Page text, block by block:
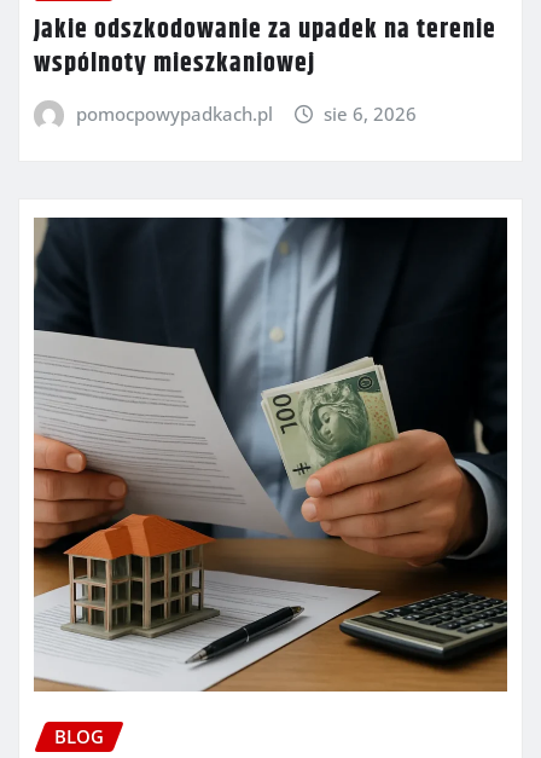
Jakie odszkodowanie za upadek na terenie
wspólnoty mieszkaniowej
pomocpowypadkach.pl sie 6, 2026
BLOG